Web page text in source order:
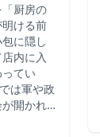
厨房の
ける前
に隠し
内に入
てい
は軍や政
が開かれ…